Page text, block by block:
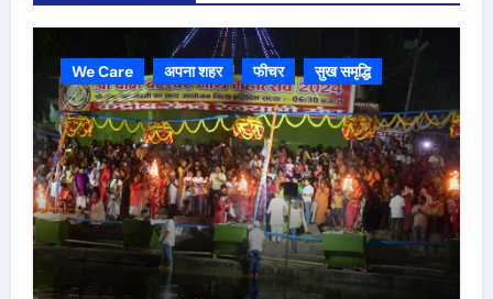
We Care अपना शहर फीचर सुख समृद्धि